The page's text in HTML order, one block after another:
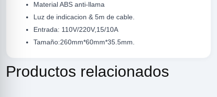
Material ABS anti-llama
Luz de indicacion & 5m de cable.
Entrada: 110V/220V,15/10A
Tamaño:260mm*60mm*35.5mm.
Productos relacionados